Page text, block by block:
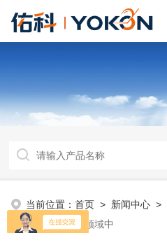
当前位置：首页 > 新闻中心 >
研、实验室等领域中